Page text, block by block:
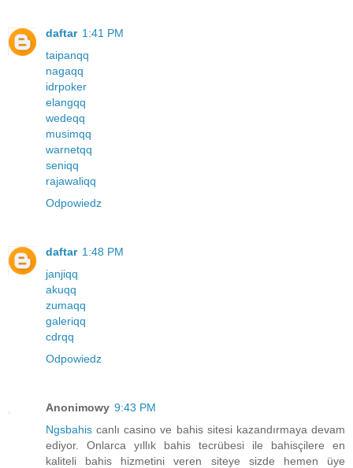
daftar 1:41 PM
taipanqq
nagaqq
idrpoker
elangqq
wedeqq
musimqq
warnetqq
seniqq
rajawaliqq
Odpowiedz
daftar 1:48 PM
janjiqq
akuqq
zumaqq
galeriqq
cdrqq
Odpowiedz
Anonimowy 9:43 PM
Ngsbahis canlı casino ve bahis sitesi kazandırmaya devam
ediyor. Onlarca yıllık bahis tecrübesi ile bahisçilere en
kaliteli bahis hizmetini veren siteye sizde hemen üye